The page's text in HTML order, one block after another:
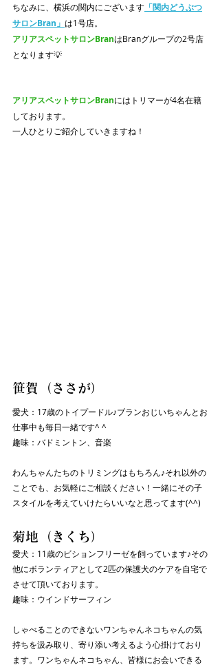
ちなみに、横浜の関内にございます 「関内どうぶつ
サロンBran」 は1号店。
アリアスペットサロンBranはBranグループの2号店
となります💡
アリアスペットサロンBranにはトリマーが4名在籍
しております。
一人ひとりご紹介していきますね！
笹賀（ささが）
愛犬：17歳のトイプードル♪ブランおじいちゃんとお
仕事中も毎日一緒です^ ^
趣味：バドミントン、音楽
わんちゃんたちのトリミングはもちろん♪それ以外の
ことでも、お気軽にご相談ください！一緒にその子
スタイルを考えていけたらいいなと思ってます(^^)
菊地（きくち）
愛犬：11歳のビションフリーゼを飼っています♪その
他にボランティアとして2匹の保護犬のケアを自宅で
させて頂いております。
趣味：ウインドサーフィン
しゃべることのできないワンちゃんネコちゃんの気
持ちを汲み取り、寄り添い考えるよう心掛けており
ます。ワンちゃんネコちゃん、皆様にお会いできる